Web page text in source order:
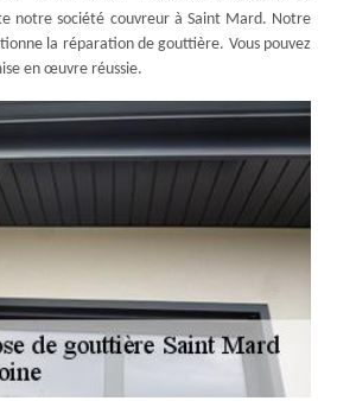
notre société couvreur à Saint Mard. Notre
la réparation de gouttière. Vous pouvez
en œuvre réussie.